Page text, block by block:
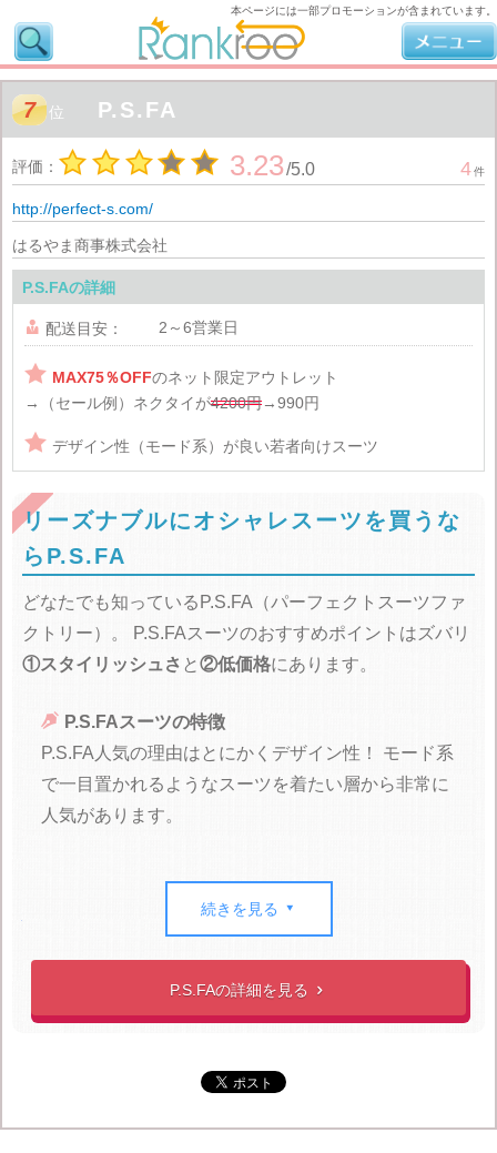
7 位 P.S.FA
評価： 3.23/5.0 4件
http://perfect-s.com/
はるやま商事株式会社
P.S.FAの詳細
 配送目安： 2～6営業日
 MAX75％OFFのネット限定アウトレット
→（セール例）ネクタイが4200円→990円
 デザイン性（モード系）が良い若者向けスーツ
リーズナブルにオシャレスーツを買うな
らP.S.FA
どなたでも知っているP.S.FA（パーフェクトスーツファ
クトリー）。
P.S.FAスーツのおすすめポイントはズバリ
①スタイリッシュさ と②低価格にあります。
 P.S.FAスーツの特徴
P.S.FA人気の理由はとにかくデザイン性！
モード系
で一目置かれるようなスーツを着たい層から非常に
人気があります。
オシャレなスーツを低価格で買える半面
べると質がやや劣ってしまうのがP.S.FAスーツのネガテ
この理由としては20代をメインターゲットにしているに
しているため品質より価格を抑えることを重視している
しかし劣ると言っても分かりやすく悪いわけではなく
ード系でトレンドを抑えているため若年層から強い支持
続きを見る 
P.S.FAの詳細を見る 
本ページには一部プロモーションが含まれています。